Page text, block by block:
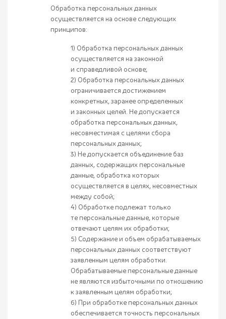
Обработка персональных данных
осуществляется на основе следующих
принципов:
1) Обработка персональных данных
осуществляется на законной
и справедливой основе;
2) Обработка персональных данных
ограничивается достижением
конкретных, заранее определенных
и законных целей. Не допускается
обработка персональных данных,
несовместимая с целями сбора
персональных данных;
3) Не допускается объединение баз
данных, содержащих персональные
данные, обработка которых
осуществляется в целях, несовместных
между собой;
4) Обработке подлежат только
те персональные данные, которые
отвечают целям их обработки;
5) Содержание и объем обрабатываемых
персональных данных соответствуют
заявленным целям обработки.
Обрабатываемые персональные данные
не являются избыточными по отношению
к заявленным целям обработки;
6) При обработке персональных данных
обеспечивается точность персональных